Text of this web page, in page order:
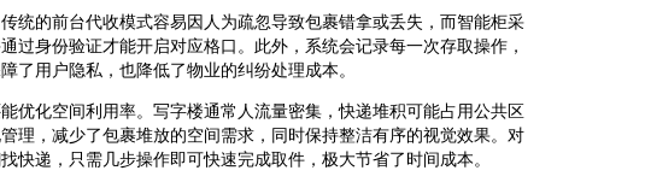
统的前台代收模式容易因人为疏忽导致包裹错拿或丢失，而智能柜采
过身份验证才能开启对应格口。此外，系统会记录每一次存取操作，
了用户隐私，也降低了物业的纠纷处理成本。
优化空间利用率。写字楼通常人流量密集，快递堆积可能占用公共区
理，减少了包裹堆放的空间需求，同时保持整洁有序的视觉效果。对
快递，只需几步操作即可快速完成取件，极大节省了时间成本。